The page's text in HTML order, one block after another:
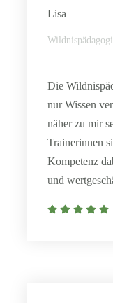
Lisa
Die
nur Wissen
näher zu mir
Trainerinnen
Kompetenz
und